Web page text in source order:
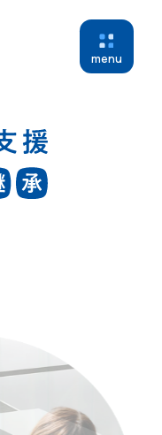
menu